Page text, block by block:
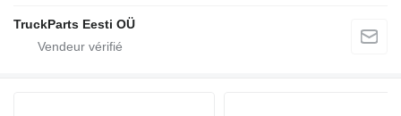
TruckParts Eesti OÜ